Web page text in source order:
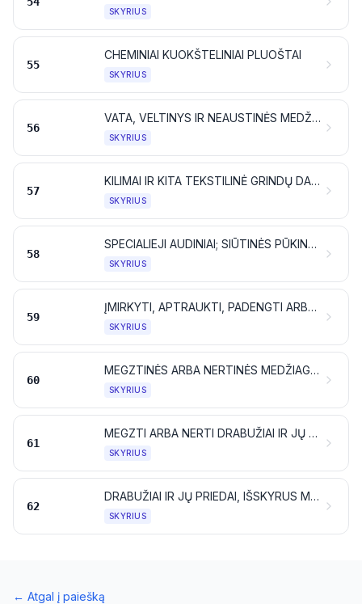
SKYRIUS
55
CHEMINIAI KUOKŠTELINIAI PLUOŠTAI
SKYRIUS
56
VATA, VELTINYS IR NEAUSTINĖS MEDŽIAGOS; SPECIALIEJI SIŪLAI; VIRVĖS, VIRVELĖS, LYNAI IR TROSAI BEI JŲ DIRBINIAI
SKYRIUS
57
KILIMAI IR KITA TEKSTILINĖ GRINDŲ DANGA
SKYRIUS
58
SPECIALIEJI AUDINIAI; SIŪTINĖS PŪKINĖS TEKSTILĖS MEDŽIAGOS; NĖRINIAI; GOBELENAI; APSIUVAI; SIUVINĖJIMAI
SKYRIUS
59
ĮMIRKYTI, APTRAUKTI, PADENGTI ARBA LAMINUOTI TEKSTILĖS AUDEKLAI; TEKSTILĖS DIRBINIAI, TINKAMI NAUDOTI PRAMONĖJE
SKYRIUS
60
MEGZTINĖS ARBA NERTINĖS MEDŽIAGOS
SKYRIUS
61
MEGZTI ARBA NERTI DRABUŽIAI IR JŲ PRIEDAI
SKYRIUS
62
DRABUŽIAI IR JŲ PRIEDAI, IŠSKYRUS MEGZTUS IR NERTUS
SKYRIUS
← Atgal į paiešką